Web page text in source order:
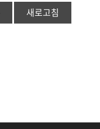
새로고침